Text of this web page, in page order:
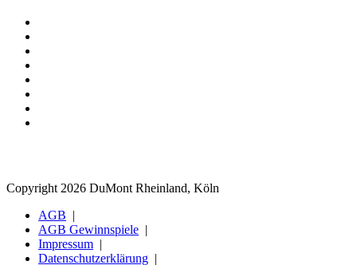
Copyright 2026 DuMont Rheinland, Köln
AGB
AGB Gewinnspiele
Impressum
Datenschutzerklärung